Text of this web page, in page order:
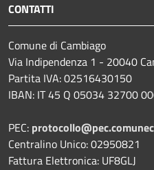
CONTATTI
Comune di Cambiago
Via Indipendenza 1 - 20040
Partita IVA: 02516430150
IBAN: IT 45 Q 05034 32700
PEC:
Centralino Unico: 02950821
Fattura Elettronica: UF8GLJ